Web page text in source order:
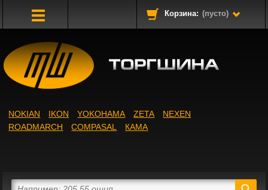
Корзина: (пусто)
NOKIAN IKON YOKOHAMA ZETA
NEXEN
ROADMARCH
COMPASAL КАМА